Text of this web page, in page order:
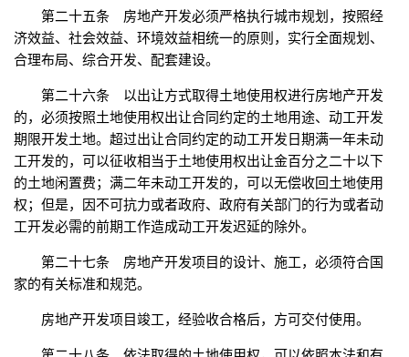
第二十五条 房地产开发必须严格执行城市规划，按照经
济效益、社会效益、环境效益相统一的原则，实行全面规划、
合理布局、综合开发、配套建设。
第二十六条 以出让方式取得土地使用权进行房地产开发
的，必须按照土地使用权出让合同约定的土地用途、动工开发
期限开发土地。超过出让合同约定的动工开发日期满一年未动
工开发的，可以征收相当于土地使用权出让金百分之二十以下
的土地闲置费；满二年未动工开发的，可以无偿收回土地使用
权；但是，因不可抗力或者政府、政府有关部门的行为或者动
工开发必需的前期工作造成动工开发迟延的除外。
第二十七条 房地产开发项目的设计、施工，必须符合国
家的有关标准和规范。
房地产开发项目竣工，经验收合格后，方可交付使用。